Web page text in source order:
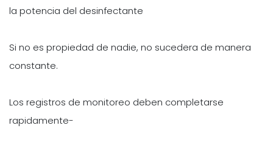
la potencia del desinfectante
Si no es propiedad de nadie, no sucedera de manera
constante.
Los registros de monitoreo deben completarse
rapidamente-